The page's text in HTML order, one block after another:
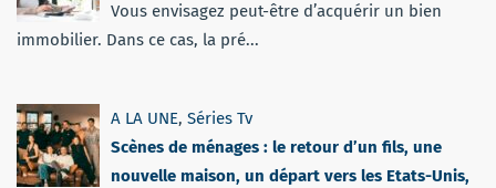
Vous envisagez peut-être d’acquérir un bien
immobilier. Dans ce cas, la pré...
A LA UNE, Séries Tv
Scènes de ménages : le retour d’un fils, une
nouvelle maison, un départ vers les Etats-Unis,